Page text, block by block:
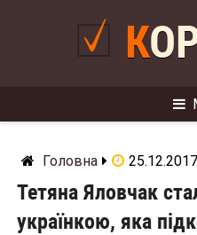
Головна 25.12.2017
Тетяна Яловчак
українкою, яка